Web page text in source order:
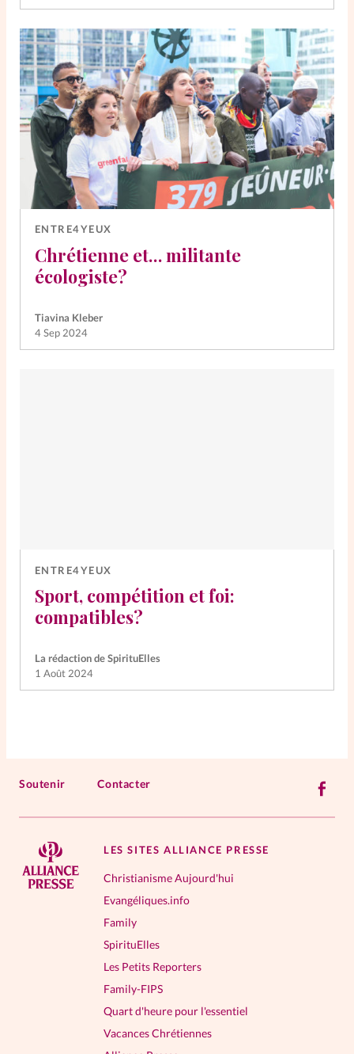
ENTRE4YEUX
Chrétienne et… militante
écologiste?
Tiavina Kleber
4 Sep 2024
ENTRE4YEUX
Sport, compétition et foi:
compatibles?
La rédaction de SpirituElles
1 Août 2024
Soutenir Contacter
LES SITES ALLIANCE PRESSE
Christianisme Aujourd'hui
Evangéliques.info
Family
SpirituElles
Les Petits Reporters
Family-FIPS
Quart d'heure pour l'essentiel
Vacances Chrétiennes